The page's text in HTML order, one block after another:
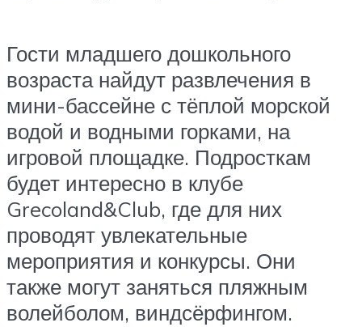
Гости младшего дошкольного
возраста найдут развлечения в
мини-бассейне с тёплой морской
водой и водными горками, на
игровой площадке. Подросткам
будет интересно в клубе
Grecoland&Club, где для них
проводят увлекательные
мероприятия и конкурсы. Они
также могут заняться пляжным
волейболом, виндсёрфингом.